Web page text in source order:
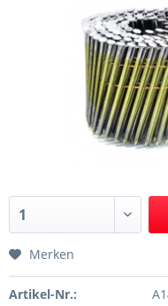
Merken
Artikel-Nr.: